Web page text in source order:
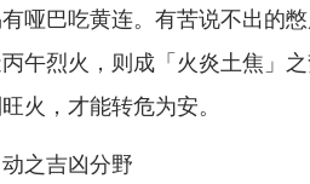
哑巴吃黄连。有苦说不出的
午烈火，则成「火炎土焦」
火，才能转危为安。
之吉凶分野